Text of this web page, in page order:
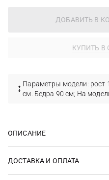
ДОБАВИТЬ В
КУПИТЬ В
Параметры модели: рост
см. Бедра 90 см; На
ОПИСАНИЕ
ДОСТАВКА И ОПЛАТА